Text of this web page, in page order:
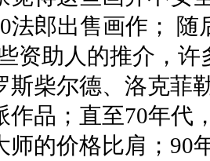
法郎出售画作； 随
资助人的推介，
斯柴尔德、洛克菲
作品；直至70年代
师的价格比肩；90